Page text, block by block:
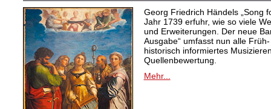
Georg Friedrich Händels „Song
Jahr 1739 erfuhr, wie so viele
und Erweiterungen. Der neue
Ausgabe“ umfasst nun alle
historisch informiertes
Quellenbewertung.
Mehr...